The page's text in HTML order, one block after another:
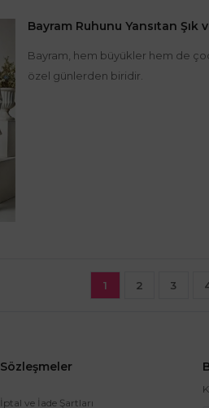
Bayram Ruhunu Yansıtan
Bayram, hem büyükler hem de
özel günlerden biridir.
1 2 3
Sözleşmeler
İptal ve İade Şartları